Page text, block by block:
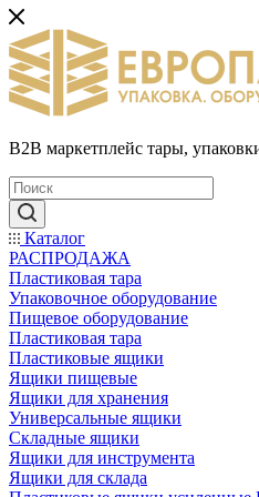
B2B маркетплейс тары,
Каталог
РАСПРОДАЖА
Пластиковая тара
Упаковочное оборудование
Пищевое оборудование
Пластиковая тара
Пластиковые ящики
Ящики пищевые
Ящики для хранения
Универсальные ящики
Складные ящики
Ящики для инструмента
Ящики для склада